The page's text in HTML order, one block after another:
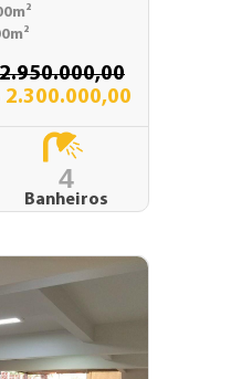
2.300.000,00
4
Banheiros